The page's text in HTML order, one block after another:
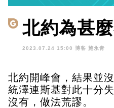
北約為甚
2023.07.24 15:00 博客 施永青
北約開峰會，結果並
統澤連斯基對此十分
沒有，做法荒謬。